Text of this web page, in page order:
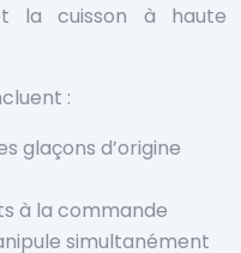
la cuisson à haute
:
glaçons d’origine
à la commande
simultanément